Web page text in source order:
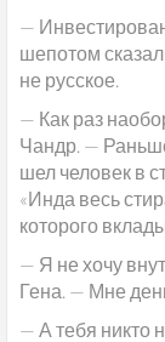
—
шепотом
не русское.
— Как раз
Чандр. —
шел человек в
«Инда весь
которого
— Я не хочу
Гена. — Мне
— А тебя никто